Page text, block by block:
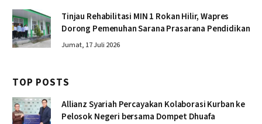
Tinjau Rehabilitasi MIN 1 Rokan Hilir, Wapres
Dorong Pemenuhan Sarana Prasarana Pendidikan
Jumat, 17 Juli 2026
TOP POSTS
Allianz Syariah Percayakan Kolaborasi Kurban ke
Pelosok Negeri bersama Dompet Dhuafa